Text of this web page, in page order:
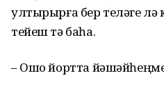
ултырырға бер телəге лə
тейеш тə баһа.
– Ошо йортта